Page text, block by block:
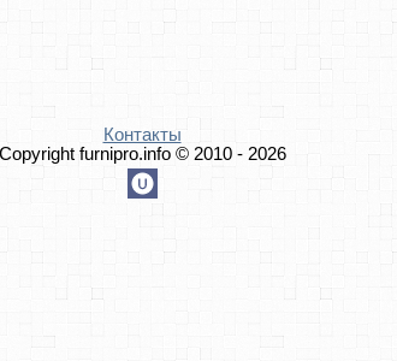
Контакты
Copyright furnipro.info © 2010 - 2026